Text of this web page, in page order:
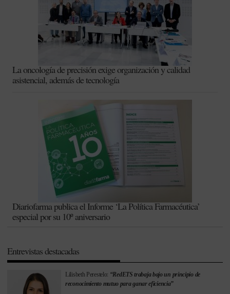
La oncología de precisión exige organización y calidad
asistencial, además de tecnología
Diariofarma publica el Informe ‘La Política Farmacéutica’
especial por su 10º aniversario
Entrevistas destacadas
Lilisbeth Perestelo: “RedETS trabaja bajo un principio de
reconocimiento mutuo para ganar eficiencia”